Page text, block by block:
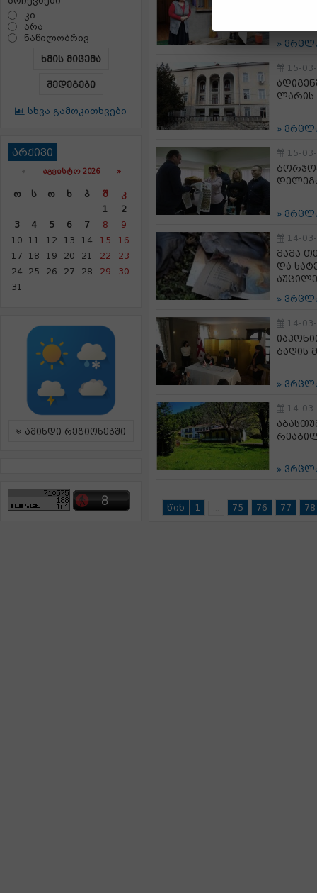
კი
არა
ნაწილობრივ
ხმის მიცემა
შედეგები
სხვა გამოკითხვები
არქივი
« ᲐᲒᲕᲘᲡᲢᲝ 2026 »
Ო Ს Ო Ხ Პ Შ
Კ
1
2
3
4 5 6 7 8
9
10
11 12 13 14 15
16
17
18 19 20 21 22
23
24
25 26 27 28 29
30
31
ამინდი რეგიონებში
15-
ლარის
15-
14-
მამა
და
14-
ბაღის
14-
წინ 1 75 76 77 78